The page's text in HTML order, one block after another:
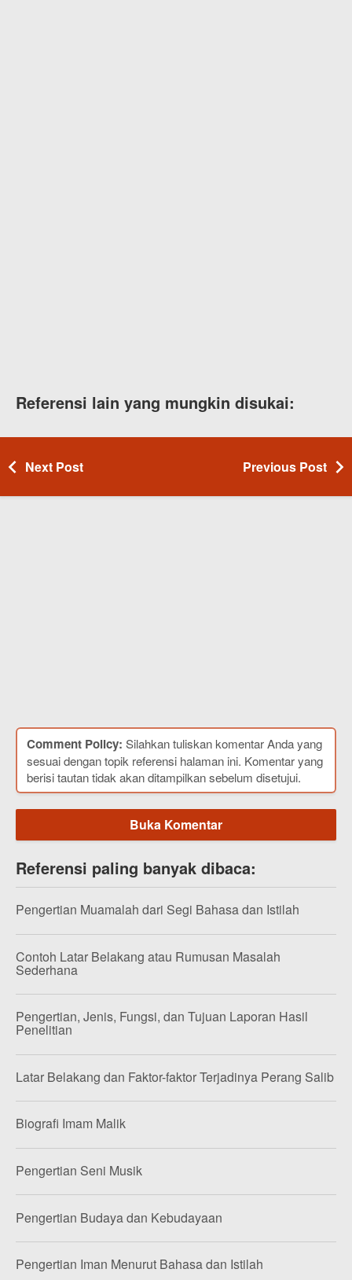
Referensi lain yang mungkin disukai:
Next Post Previous Post
Comment Policy: Silahkan tuliskan komentar Anda yang
sesuai dengan topik referensi halaman ini. Komentar yang
berisi tautan tidak akan ditampilkan sebelum disetujui.
Buka Komentar
Referensi paling banyak dibaca:
Pengertian Muamalah dari Segi Bahasa dan Istilah
Contoh Latar Belakang atau Rumusan Masalah
Sederhana
Pengertian, Jenis, Fungsi, dan Tujuan Laporan Hasil
Penelitian
Latar Belakang dan Faktor-faktor Terjadinya Perang Salib
Biografi Imam Malik
Pengertian Seni Musik
Pengertian Budaya dan Kebudayaan
Pengertian Iman Menurut Bahasa dan Istilah